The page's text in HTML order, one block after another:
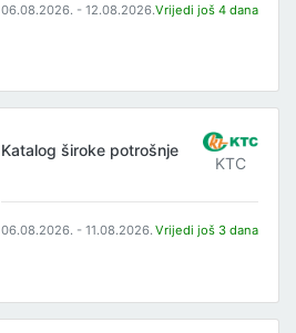
06.08.2026. - 12.08.2026.Vrijedi još 4 dana
Katalog široke potrošnje
KTC
06.08.2026. - 11.08.2026. Vrijedi još 3 dana